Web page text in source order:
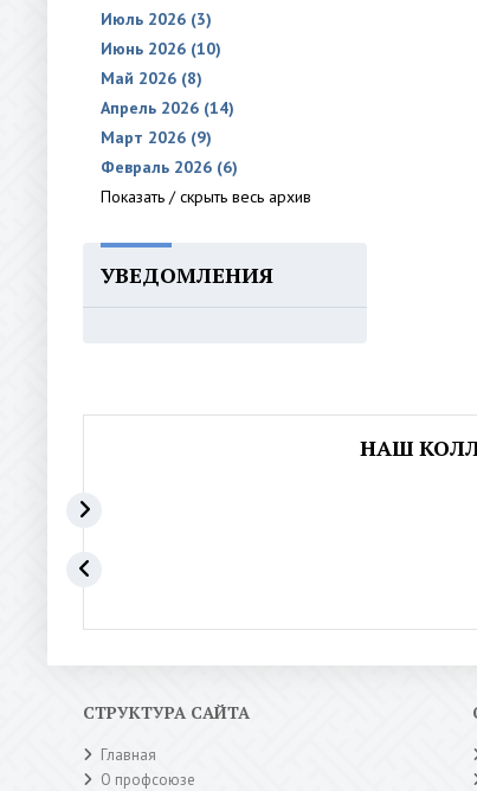
Июль 2026 (3)
Июнь 2026 (10)
Май 2026 (8)
Апрель 2026 (14)
Март 2026 (9)
Февраль 2026 (6)
Показать / скрыть весь архив
УВЕДОМЛЕНИЯ
НАШ
СТРУКТУРА САЙТА
Главная
О профсоюзе